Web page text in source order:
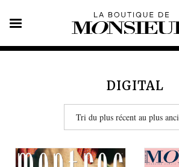
DIGITAL